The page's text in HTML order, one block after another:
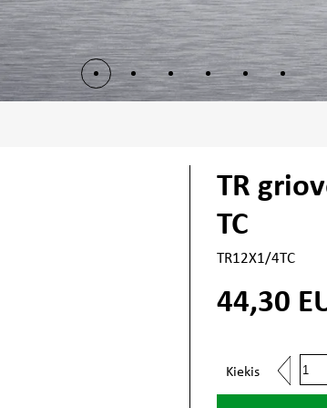
TR
TC
TR12X1/4TC
44,30
Kiekis